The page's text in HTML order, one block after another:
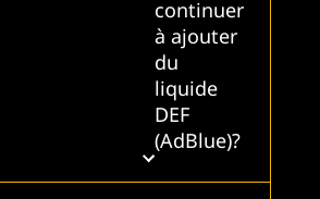
continuer
à ajouter
du
liquide
DEF
(AdBlue)?